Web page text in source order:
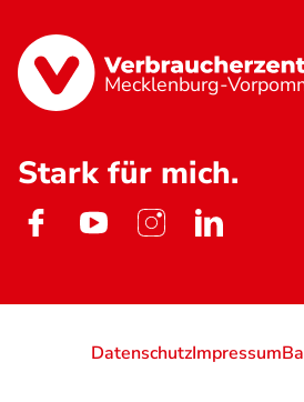
Mecklenburg-
Stark für mich.
DatenschutzImpressum